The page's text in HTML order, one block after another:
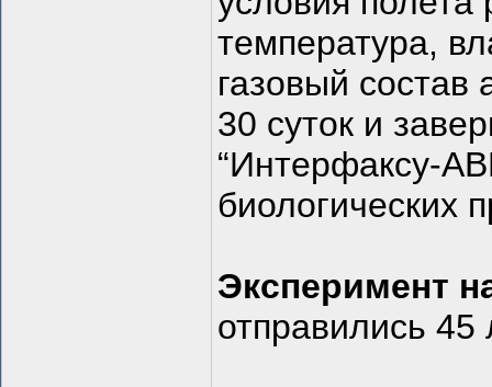
температура,
газовый
30 суток и
“Интерфаксу-
Эксперимент
отправились